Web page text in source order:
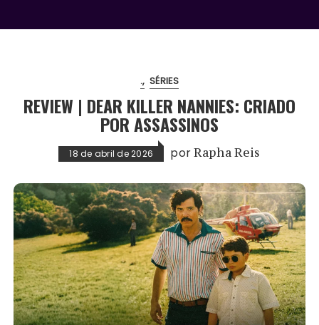
. SÉRIES
REVIEW | DEAR KILLER NANNIES: CRIADO
POR ASSASSINOS
18 de abril de 2026 porRapha Reis